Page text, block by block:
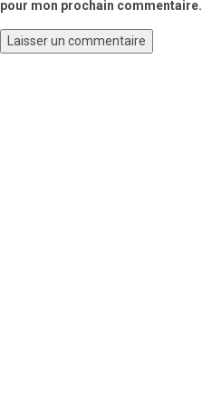
pour mon prochain commentaire.